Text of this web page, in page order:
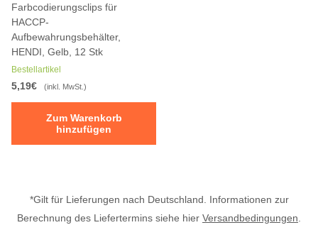
Farbcodierungsclips für
HACCP-
Aufbewahrungsbehälter,
HENDI, Gelb, 12 Stk
Bestellartikel
5,19€ (inkl. MwSt.)
Zum Warenkorb
hinzufügen
*Gilt für Lieferungen nach Deutschland. Informationen zur
Berechnung des Liefertermins siehe hier Versandbedingungen